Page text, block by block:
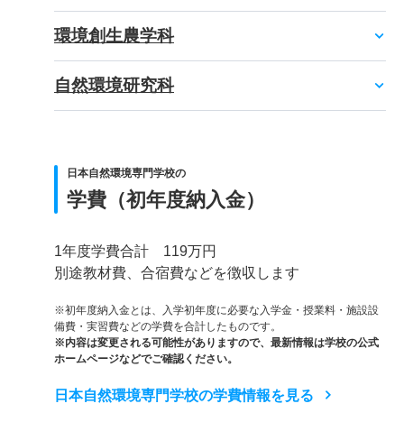
環境創生農学科
自然環境研究科
日本自然環境専門学校の
学費（初年度納入金）
1年度学費合計 119万円
別途教材費、合宿費などを徴収します
※初年度納入金とは、入学初年度に必要な入学金・授業料・施設設
備費・実習費などの学費を合計したものです。
※内容は変更される可能性がありますので、最新情報は学校の公式
ホームページなどでご確認ください。
日本自然環境専門学校の学費情報を見る